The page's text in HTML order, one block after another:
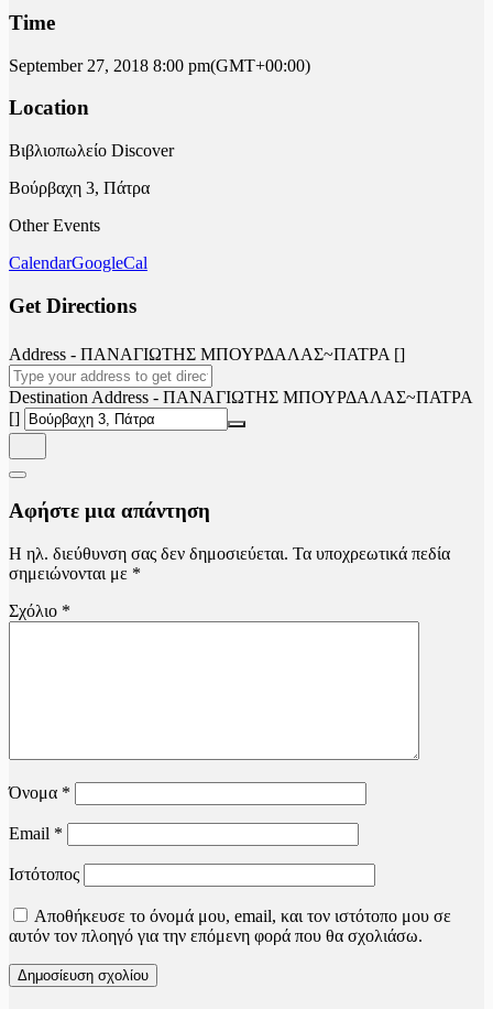
Time
September 27, 2018 8:00 pm(GMT+00:00)
Location
Βιβλιοπωλείο Discover
Βούρβαχη 3, Πάτρα
Other Events
CalendarGoogleCal
Get Directions
Address - ΠΑΝΑΓΙΩΤΗΣ ΜΠΟΥΡΔΑΛΑΣ~ΠΑΤΡΑ []
Destination Address - ΠΑΝΑΓΙΩΤΗΣ ΜΠΟΥΡΔΑΛΑΣ~ΠΑΤΡΑ
[]
Αφήστε μια απάντηση
Η ηλ. διεύθυνση σας δεν δημοσιεύεται. Τα υποχρεωτικά πεδία
σημειώνονται με *
Σχόλιο *
Όνομα *
Email *
Ιστότοπος
Αποθήκευσε το όνομά μου, email, και τον ιστότοπο μου σε
αυτόν τον πλοηγό για την επόμενη φορά που θα σχολιάσω.